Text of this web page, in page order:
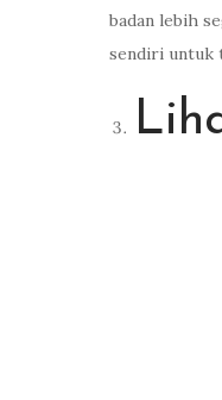
badan lebih
sendiri untuk